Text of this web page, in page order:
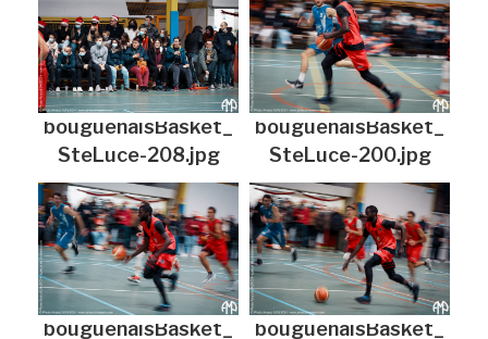
bouguenaisBasket_
SteLuce-208.jpg
bouguenaisBasket_
SteLuce-200.jpg
bouguenaisBasket_
bouguenaisBasket_